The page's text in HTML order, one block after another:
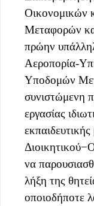
Οικονομικών
Μεταφορών
πρώην
Αεροπορία-
Υποδομών
συνιστώμενη
εργασίας
να
λήξη της
οποιοδήποτε